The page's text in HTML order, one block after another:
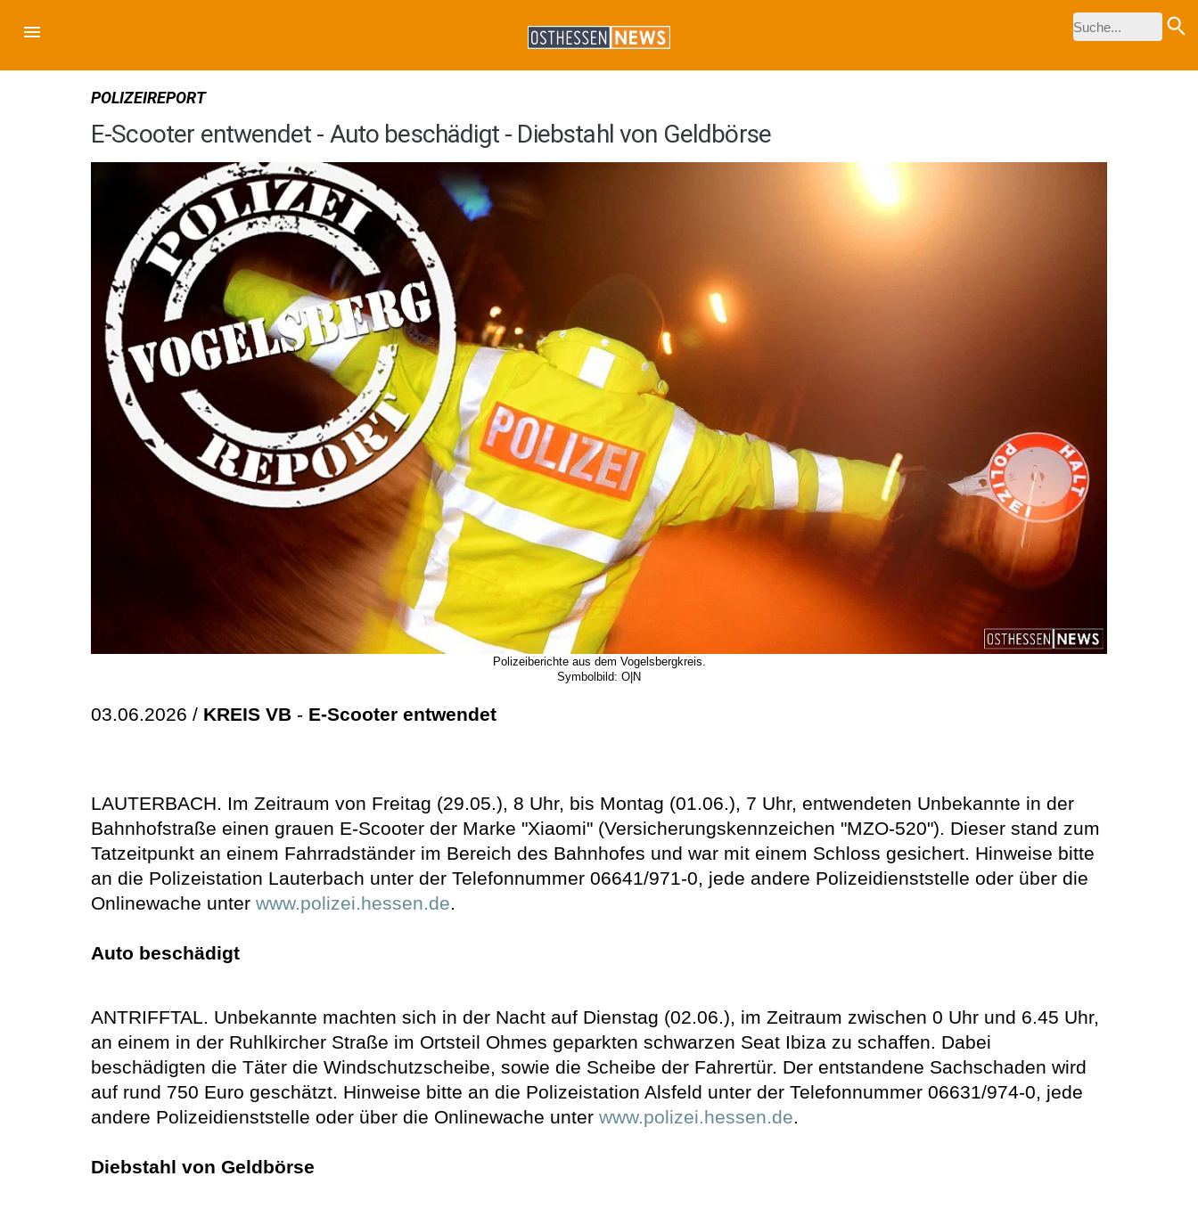
POLIZEIREPORT
E-Scooter entwendet - Auto beschädigt - Diebstahl von Geldbörse
Polizeiberichte aus dem Vogelsbergkreis.
Symbolbild: O|N
03.06.2026 / KREIS VB - E-Scooter entwendet
LAUTERBACH. Im Zeitraum von Freitag (29.05.), 8 Uhr, bis Montag (01.06.), 7 Uhr, entwendeten Unbekannte in der
Bahnhofstraße einen grauen E-Scooter der Marke "Xiaomi" (Versicherungskennzeichen "MZO-520"). Dieser stand zum
Tatzeitpunkt an einem Fahrradständer im Bereich des Bahnhofes und war mit einem Schloss gesichert. Hinweise bitte
an die Polizeistation Lauterbach unter der Telefonnummer 06641/971-0, jede andere Polizeidienststelle oder über die
Onlinewache unter www.polizei.hessen.de.
Auto beschädigt
ANTRIFFTAL. Unbekannte machten sich in der Nacht auf Dienstag (02.06.), im Zeitraum zwischen 0 Uhr und 6.45 Uhr,
an einem in der Ruhlkircher Straße im Ortsteil Ohmes geparkten schwarzen Seat Ibiza zu schaffen. Dabei
beschädigten die Täter die Windschutzscheibe, sowie die Scheibe der Fahrertür. Der entstandene Sachschaden wird
auf rund 750 Euro geschätzt. Hinweise bitte an die Polizeistation Alsfeld unter der Telefonnummer 06631/974-0, jede
andere Polizeidienststelle oder über die Onlinewache unter www.polizei.hessen.de.
Diebstahl von Geldbörse